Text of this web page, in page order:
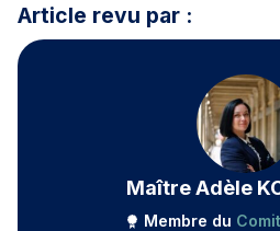
Article revu par :
Maître Adèle
Membre du